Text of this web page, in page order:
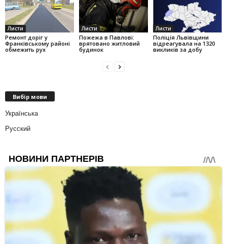
Листи
Ремонт доріг у
Франківському районі
обмежить рух
Листи
Пожежа в Павлові:
врятовано житловий
будинок
Листи
Поліція Львівщини
відреагувала на 1320
викликів за добу
Вибір мови
Українська
Русский